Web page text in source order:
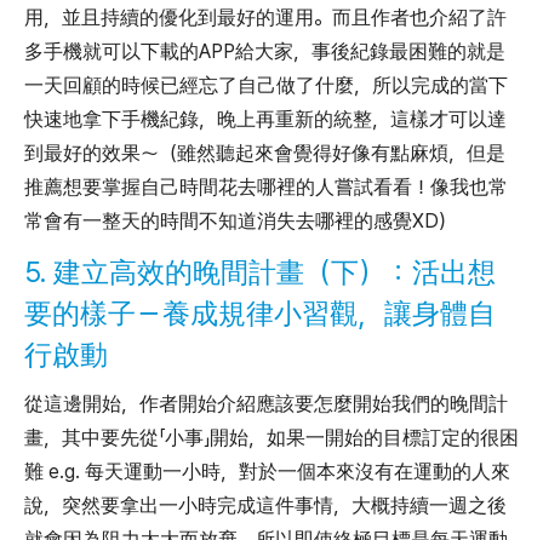
用，並且持續的優化到最好的運用。而且作者也介紹了許
多手機就可以下載的APP給大家，事後紀錄最困難的就是
一天回顧的時候已經忘了自己做了什麼，所以完成的當下
快速地拿下手機紀錄，晚上再重新的統整，這樣才可以達
到最好的效果～（雖然聽起來會覺得好像有點麻煩，但是
推薦想要掌握自己時間花去哪裡的人嘗試看看！像我也常
常會有一整天的時間不知道消失去哪裡的感覺XD）
5. 建立高效的晚間計畫（下）：活出想
要的樣子－養成規律小習觀，讓身體自
行啟動
從這邊開始，作者開始介紹應該要怎麼開始我們的晚間計
畫，其中要先從「小事」開始，如果一開始的目標訂定的很困
難 e.g. 每天運動一小時，對於一個本來沒有在運動的人來
說，突然要拿出一小時完成這件事情，大概持續一週之後